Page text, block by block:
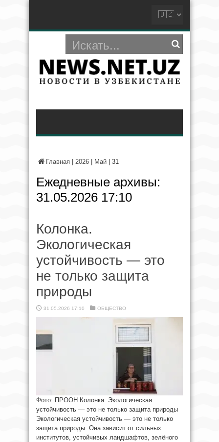
Главная 2026 Май 31
Ежедневные архивы:
31.05.2026 17:10
Колонка.
Экологическая
устойчивость — это
не только защита
природы
31.05.2026 17:10 ОБЩЕСТВО
Фото: ПРООН Колонка. Экологическая
устойчивость — это не только защита природы
Экологическая устойчивость — это не только
защита природы. Она зависит от сильных
институтов, устойчивых ландшафтов, зелёного